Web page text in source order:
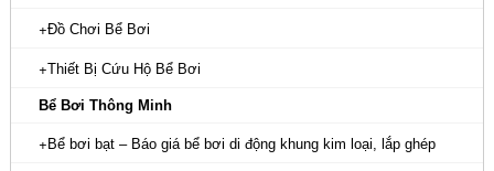
Đồ Chơi Bể Bơi
Thiết Bị Cứu Hộ Bể Bơi
Bể Bơi Thông Minh
Bể bơi bạt – Báo giá bể bơi di động khung kim loại, lắp ghép